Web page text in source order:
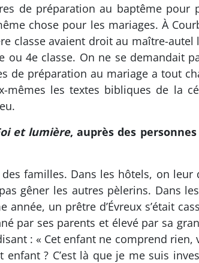
de préparation au baptême pour
chose pour les mariages. À
classe avaient droit au maître-autel
4e classe. On ne se demandait
de préparation au mariage a tout
les textes bibliques de la
et lumière, auprès des
familles. Dans les hôtels, on leur
gêner les autres pèlerins. Dans
un prêtre d’Évreux s’était
par ses parents et élevé par sa
: « Cet enfant ne comprend rien,
? C’est là que je me suis